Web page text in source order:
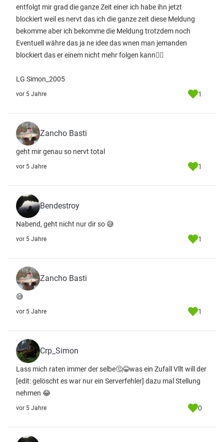
entfolgt mir grad die ganze Zeit einer ich habe ihn jetzt
blockiert weil es nervt das ich die ganze zeit diese Meldung
bekomme aber ich bekomme die Meldung trotzdem noch
Eventuell währe das ja ne idee das wnen man jemanden
blockiert das er einem nicht mehr folgen kann🤷‍♂️
LG Simon_2005
vor 5 Jahre 1
Zancho Basti
geht mir genau so nervt total
vor 5 Jahre 1
Bendestroy
Nabend, geht nicht nur dir so 😅
vor 5 Jahre 1
Zancho Basti
😅
vor 5 Jahre 1
Crp_Simon
Lass mich raten immer der selbe🤔😂was ein Zufall Vllt will der
[edit: gelöscht es war nur ein Serverfehler] dazu mal Stellung
nehmen 😂
vor 5 Jahre 0